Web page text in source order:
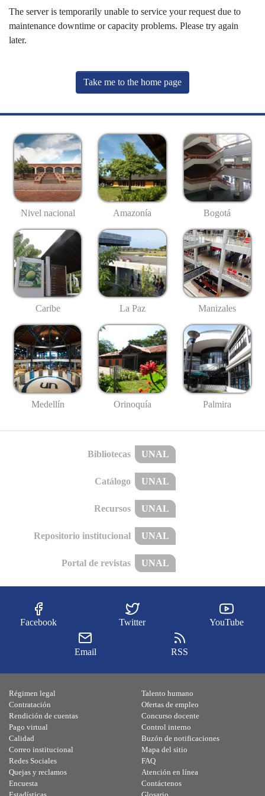
The server is temporarily unable to service your request due to
maintenance downtime or capacity problems. Please try again
later.
Take me to the home page
Nivel nacional Amazonía Bogotá
Caribe La Paz Manizales
Medellín Orinoquía Palmira
Bibliotecas UNAL
Catálogo UNAL
Recursos UNAL
Repositorio institucional UNAL
Portal de revistas UNAL
Facebook Twitter YouTube
Email RSS
Régimen legal
Contratación
Rendición de cuentas
Pago virtual
Calidad
Talento humano
Ofertas de empleo
Concurso docente
Control interno
Buzón de notificaciones
Correo institucional
Redes Sociales
Quejas y reclamos
Encuesta
Mapa del sitio
FAQ
Atención en línea
Contáctenos